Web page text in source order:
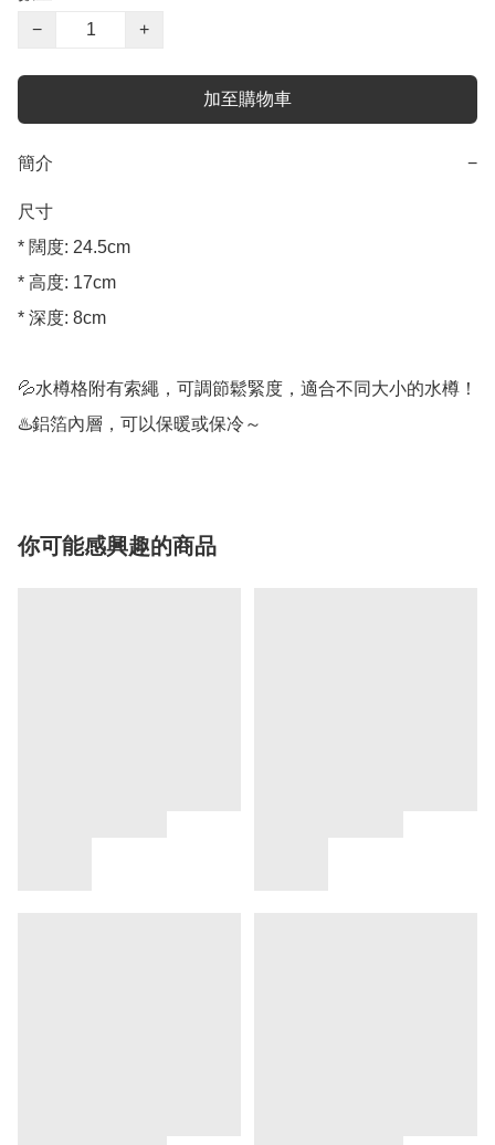
−
+
加至購物車
簡介 −
尺寸
* 闊度: 24.5cm
* 高度: 17cm
* 深度: 8cm
💦水樽格附有索繩，可調節鬆緊度，適合不同大小的水樽！
♨️鋁箔內層，可以保暖或保冷～
你可能感興趣的商品